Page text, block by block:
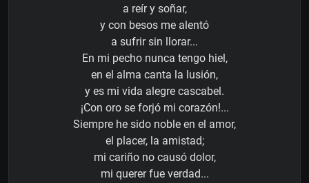
a reír y soñar,
y con besos me alentó
a sufrir sin llorar...
En mi pecho nunca tengo hiel,
en el alma canta la lusión,
y es mi vida alegre cascabel.
¡Con oro se forjó mi corazón!...
Siempre he sido noble en el amor,
el placer, la amistad;
mi cariño no causó dolor,
mi querer fue verdad...